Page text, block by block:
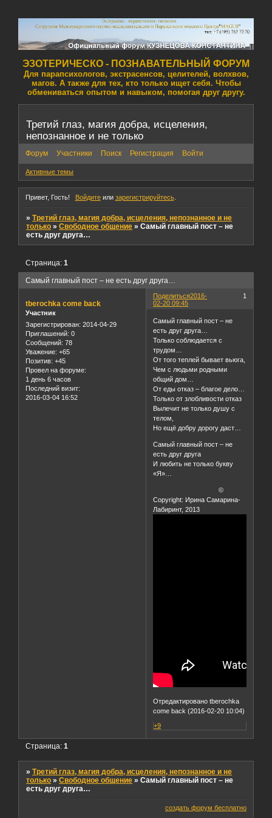
ЭЗОТЕРИЧЕСКО - ПОЗНАВАТЕЛЬНЫЙ ФОРУМ
Для парапсихологов, экстрасенсов, целителей, волхвов,
магов. А также для тех, кто только ищет себя. Чтобы
обмениваться опытом и навыком, помогая друг другу.
Третий глаз, магия добра, исцеления,
непознанное и не только
Форум Участники Поиск Регистрация Войти
Активные темы
Привет, Гость! Войдитеили зарегистрируйтесь.
»Третий глаз, магия добра, исцеления, непознанное и не
только »Свободное общение »Самый главный пост – не
есть друг друга…
Самый главный пост – не есть друг друга…
Страница:1
Поделиться 1
2016-
02-20 09:45
tberochka come back
Участник
Зарегистрирован: 2014-04-29
Приглашений: 0
Сообщений: 78
Уважение: +65
Позитив: +45
Провел на форуме:
1 день 6 часов
Последний визит:
2016-03-04 16:52
Самый главный пост – не
есть друг друга…
Только соблюдается с
трудом…
От того теплей бывает вьюга,
Чем с людьми родными
общий дом…
От еды отказ – благое дело…
Только от злобливости отказ
Вылечит не только душу с
телом,
Но ещё добру дорогу даст…
Самый главный пост – не
есть друг друга
И любить не только букву
«Я»…
©
Copyright: Ирина Самарина-
Лабиринт, 2013
Отредактировано tberochka
come back (2016-02-20 10:04)
+9
Страница:1
»Третий глаз, магия добра, исцеления, непознанное и не
только »Свободное общение »Самый главный пост – не
есть друг друга…
создать форум бесплатно